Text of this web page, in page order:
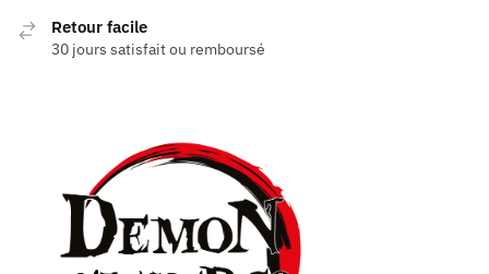
Retour facile
30 jours satisfait ou remboursé